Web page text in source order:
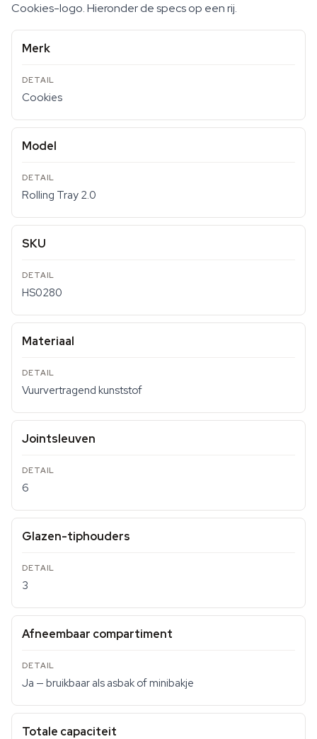
Cookies-logo. Hieronder de specs op een rij.
Merk
Cookies
Model
Rolling Tray 2.0
SKU
HS0280
Materiaal
Vuurvertragend kunststof
Jointsleuven
6
Glazen-tiphouders
3
Afneembaar compartiment
Ja — bruikbaar als asbak of minibakje
Totale capaciteit